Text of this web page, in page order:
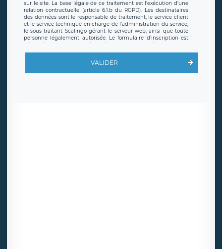
sur le site. La base légale de ce traitement est l’exécution d’une
relation contractuelle (article 6.1.b du RGPD). Les destinataires
des données sont le responsable de traitement, le service client
et le service technique en charge de l’administration du service,
le sous-traitant Scalingo gérant le serveur web, ainsi que toute
personne légalement autorisée. Le formulaire d’inscription est
offrant desclauses de protection conformes au RGPD. Les
en sollicite la suppression, étant entendu que vous pouvez
demander la suppression de vos données et retirer votre
VALIDER